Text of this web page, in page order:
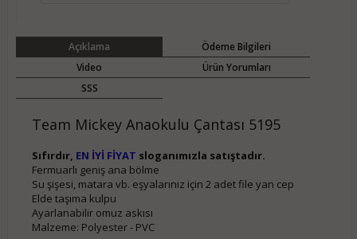
Açıklama
Ödeme Bilgileri
Video
Ürün Yorumları
SSS
Team Mickey Anaokulu Çantası 5195
Sıfırdır, EN İYİ FİYAT sloganımızla satıştadır.
Fermuarlı geniş ana bölme
Su şişesi, matara vb. eşyalarınız için 2 adet file yan cep
Elde taşıma kulpu
Ayarlanabilir omuz askısı
Malzeme: Polyester - PVC